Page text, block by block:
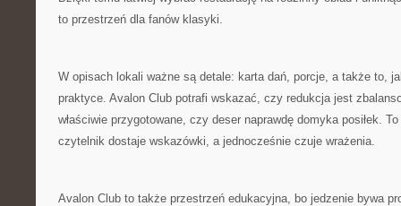
to przestrzeń dla fanów klasyki.
W opisach lokali ważne są detale: karta dań, porcje, a także to,
praktyce. Avalon Club potrafi wskazać, czy redukcja jest
właściwie przygotowane, czy deser naprawdę domyka posiłek.
czytelnik dostaje wskazówki, a jednocześnie czuje wrażenia.
Avalon Club to także przestrzeń edukacyjna, bo jedzenie bywa